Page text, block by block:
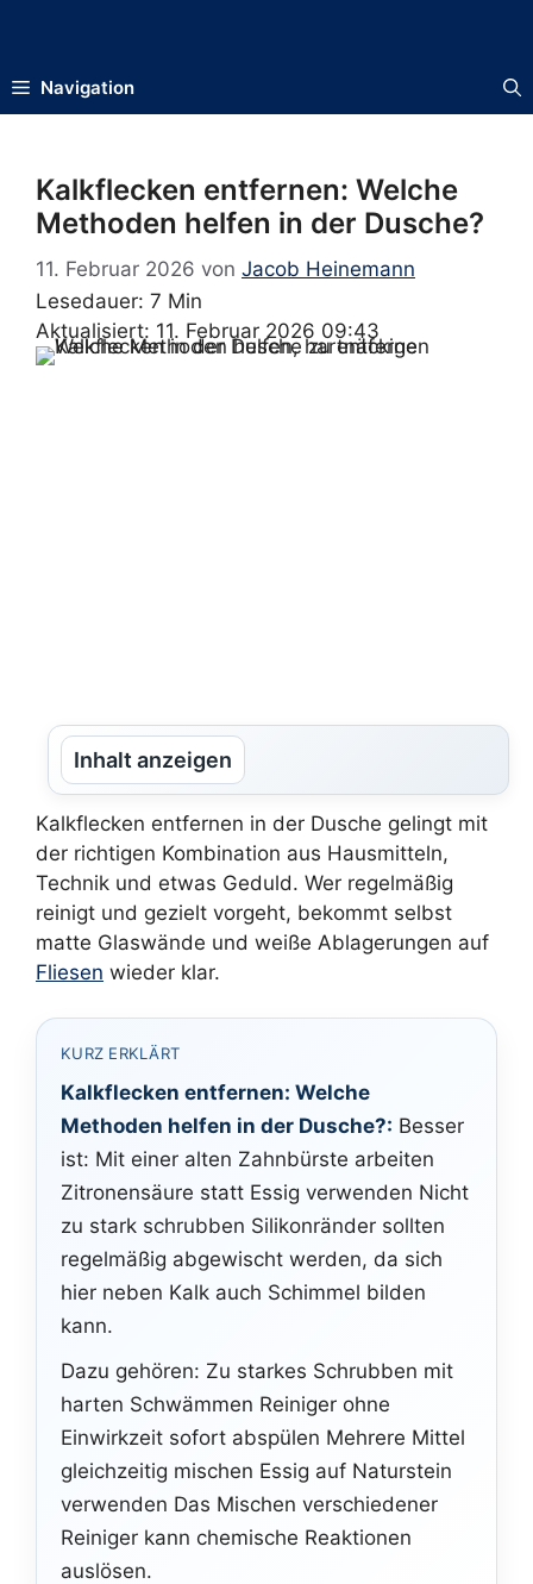
Navigation
Kalkflecken entfernen: Welche
Methoden helfen in der Dusche?
11. Februar 2026 von Jacob Heinemann
Lesedauer: 7 Min
Aktualisiert: 11. Februar 2026 09:43
Inhalt anzeigen
Kalkflecken entfernen in der Dusche gelingt mit
der richtigen Kombination aus Hausmitteln,
Technik und etwas Geduld. Wer regelmäßig
reinigt und gezielt vorgeht, bekommt selbst
matte Glaswände und weiße Ablagerungen auf
Fliesen wieder klar.
KURZ ERKLÄRT
Kalkflecken entfernen: Welche
Methoden helfen in der Dusche?: Besser
ist: Mit einer alten Zahnbürste arbeiten
Zitronensäure statt Essig verwenden Nicht
zu stark schrubben Silikonränder sollten
regelmäßig abgewischt werden, da sich
hier neben Kalk auch Schimmel bilden
kann.
Dazu gehören: Zu starkes Schrubben mit
harten Schwämmen Reiniger ohne
Einwirkzeit sofort abspülen Mehrere Mittel
gleichzeitig mischen Essig auf Naturstein
verwenden Das Mischen verschiedener
Reiniger kann chemische Reaktionen
auslösen.